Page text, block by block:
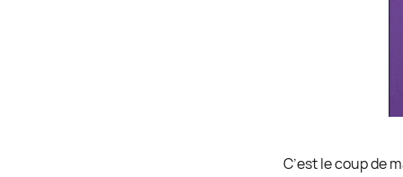
C’est le coup de